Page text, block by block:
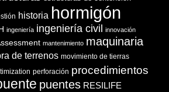
historia hormigón
ingeniería ingeniería civil innovación
mantenimiento maquinaria
de terrenos movimiento de tierras
perforación procedimientos
puentes RESILIFE